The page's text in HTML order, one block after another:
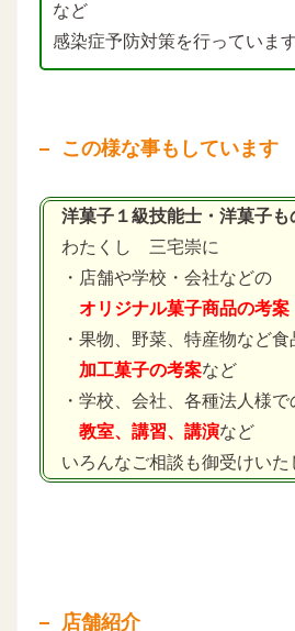
など
感染症予防対策を行っています
この様な事もしています
洋菓子１級技能士・洋菓子
わたくし 三宅崇に
・店舗や学校・会社などの
オリジナル菓子商品の考案
・果物、野菜、特産物など食
加工菓子の考案など
・学校、会社、各種法人様で
教室、講習、講演など
いろんなご相談も御受けいた
店舗紹介